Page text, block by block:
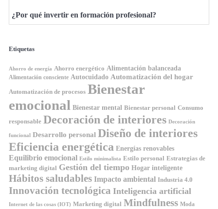
¿Por qué invertir en formación profesional?
Etiquetas
Ahorro de energía Ahorro energético Alimentación balanceada
Alimentación consciente Autocuidado Automatización del hogar
Automatización de procesos Bienestar
emocional Bienestar mental Bienestar personal Consumo
responsable Decoración de interiores Decoración
funcional Desarrollo personal Diseño de interiores
Eficiencia energética Energías renovables
Equilibrio emocional Estilo minimalista Estilo personal Estrategias de
marketing digital Gestión del tiempo Hogar inteligente
Hábitos saludables Impacto ambiental Industria 4.0
Innovación tecnológica Inteligencia artificial
Internet de las cosas (IOT) Marketing digital Mindfulness Moda